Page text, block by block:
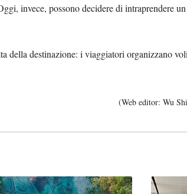
invece, possono decidere di intraprendere
della destinazione: i viaggiatori organizzano
(Web editor: Wu